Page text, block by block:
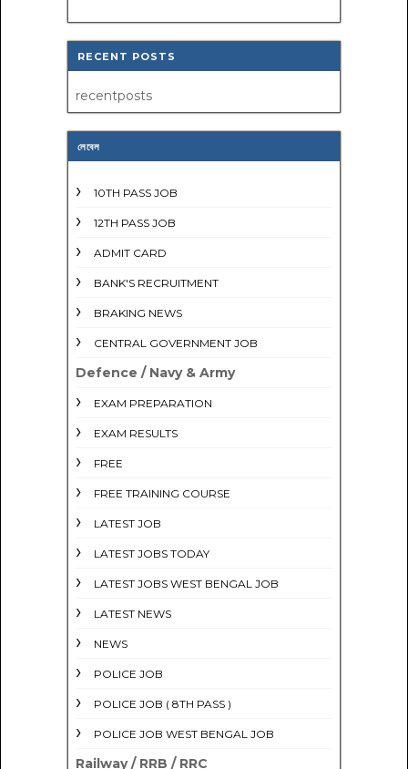
RECENT POSTS
recentposts
লেবেল
10TH PASS JOB
12TH PASS JOB
ADMIT CARD
BANK'S RECRUITMENT
BRAKING NEWS
CENTRAL GOVERNMENT JOB
Defence / Navy & Army
EXAM PREPARATION
EXAM RESULTS
FREE
FREE TRAINING COURSE
LATEST JOB
LATEST JOBS TODAY
LATEST JOBS WEST BENGAL JOB
LATEST NEWS
NEWS
POLICE JOB
POLICE JOB ( 8TH PASS )
POLICE JOB WEST BENGAL JOB
Railway / RRB / RRC